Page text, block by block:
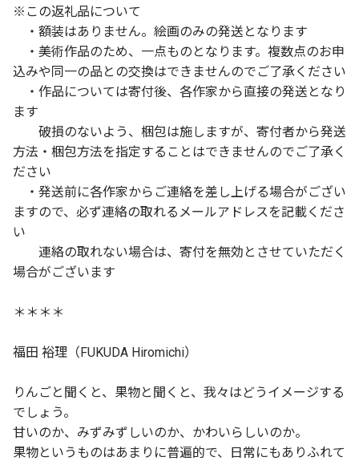
※この返礼品について
・額装はありません。絵画のみの発送となります
・美術作品のため、一点ものとなります。複数点のお申
込みや同一の品との交換はできませんのでご了承ください
・作品については寄付後、各作家から直接の発送となり
ます
破損のないよう、梱包は施しますが、寄付者から発送
方法・梱包方法を指定することはできませんのでご了承く
ださい
・発送前に各作家からご連絡を差し上げる場合がござい
ますので、必ず連絡の取れるメールアドレスを記載くださ
い
連絡の取れない場合は、寄付を無効とさせていただく
場合がございます
＊＊＊＊
福田 裕理（FUKUDA Hiromichi）
りんごと聞くと、果物と聞くと、我々はどうイメージする
でしょう。
甘いのか、みずみずしいのか、かわいらしいのか。
果物というものはあまりに普遍的で、日常にもありふれて